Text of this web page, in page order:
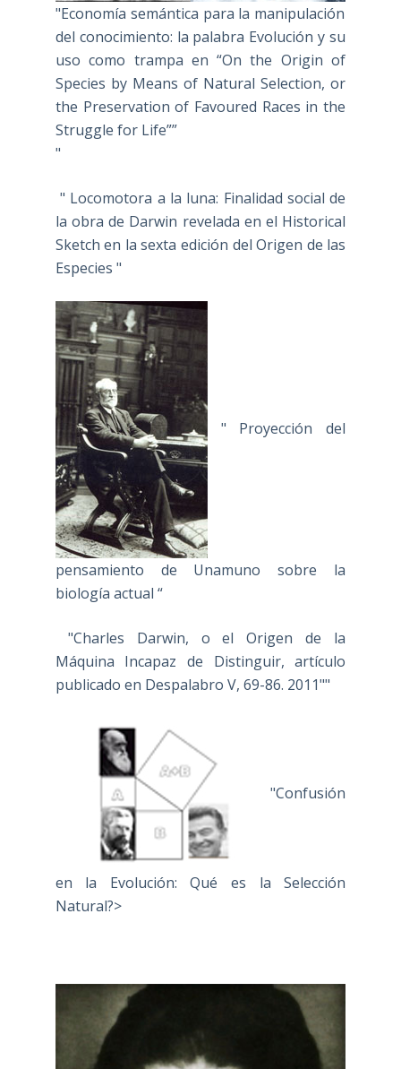
"Economía semántica para la manipulación
del conocimiento: la palabra Evolución y su
uso como trampa en “On the Origin of
Species by Means of Natural Selection, or
the Preservation of Favoured Races in the
Struggle for Life””
"
" Locomotora a la luna: Finalidad social de
la obra de Darwin revelada en el Historical
Sketch en la sexta edición del Origen de las
Especies "
" Proyección del
pensamiento de Unamuno sobre la
biología actual “
"Charles Darwin, o el Origen de la
Máquina Incapaz de Distinguir, artículo
publicado en Despalabro V, 69-86. 2011""
"Confusión
en la Evolución: Qué es la Selección
Natural?>